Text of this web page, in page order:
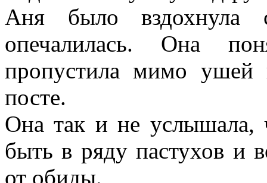
Аня было вздохнула
опечалилась. Она
пропустила мимо ушей
посте.
Она так и не услышала,
быть в ряду пастухов и
от обиды.